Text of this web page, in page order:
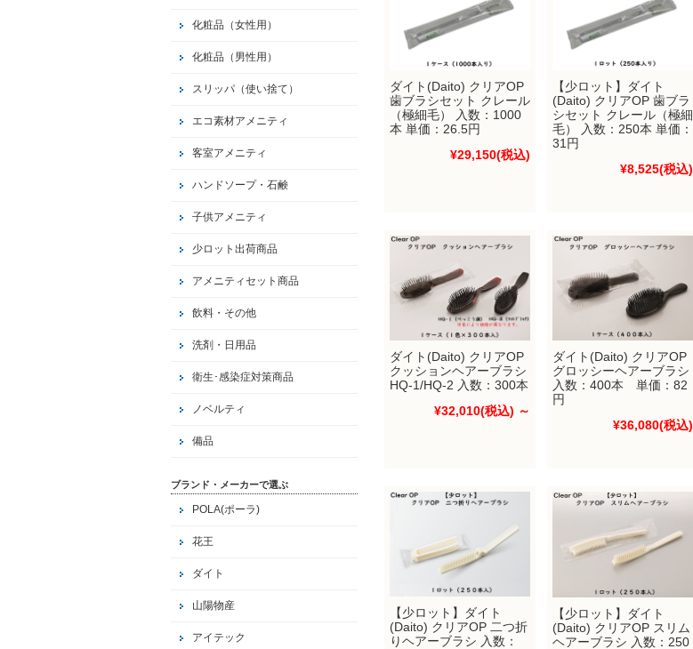
ダイト(Daito) クリアOP
歯ブラシセット クレール
（極細毛） 入数：1000
本 単価：26.5円
¥29,150(税込)
【少ロット】ダイト
(Daito) クリアOP 歯ブラ
シセット クレール（極細
毛） 入数：250本 単価：
31円
¥8,525(税込)
ダイト(Daito) クリアOP
クッションヘアーブラシ
HQ-1/HQ-2 入数：300本
¥32,010(税込) ～
ダイト(Daito) クリアOP
グロッシーヘアーブラシ
入数：400本 単価：82
円
¥36,080(税込)
【少ロット】ダイト
(Daito) クリアOP 二つ折
りヘアーブラシ 入数：
【少ロット】ダイト
(Daito) クリアOP スリム
ヘアーブラシ 入数：250
化粧品（女性用）
化粧品（男性用）
スリッパ（使い捨て）
エコ素材アメニティ
客室アメニティ
ハンドソープ・石鹸
子供アメニティ
少ロット出荷商品
アメニティセット商品
飲料・その他
洗剤・日用品
衛生･感染症対策商品
ノベルティ
備品
ブランド・メーカーで選ぶ
POLA(ポーラ)
花王
ダイト
山陽物産
アイテック